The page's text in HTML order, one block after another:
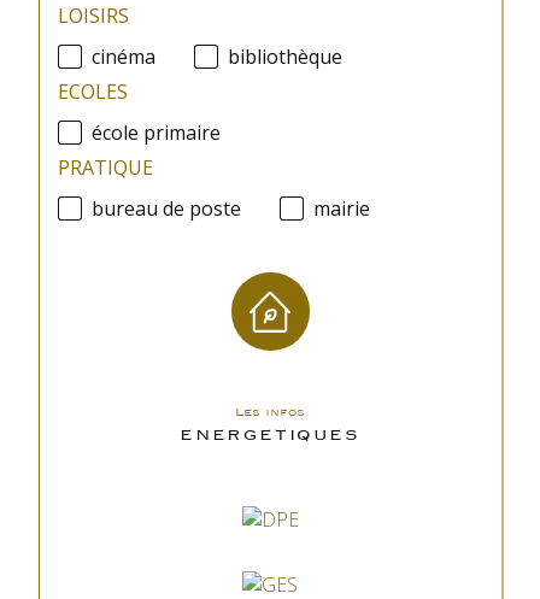
Les infos
ENERGETIQUES
LOISIRS
cinéma
bibliothèque
ECOLES
école primaire
PRATIQUE
bureau de poste
mairie